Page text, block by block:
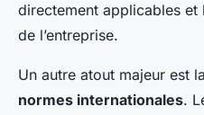
directement applicables
de l’entreprise.
Un autre atout majeur est la
normes internationales.